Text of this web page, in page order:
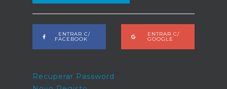
ENTRAR C/
FACEBOOK
ENTRAR C/
GOOGLE
Recuperar Password